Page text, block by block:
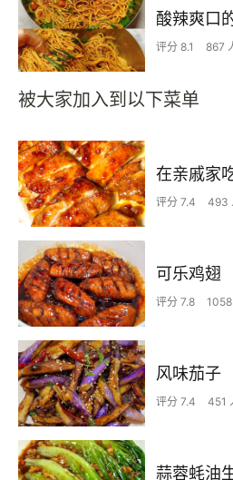
评分 8.1 867
被大家加入到以下菜单
在亲戚家
评分 7.4 493
可乐鸡翅
评分 7.8
风味茄子
评分 7.4 451
蒜蓉蚝油